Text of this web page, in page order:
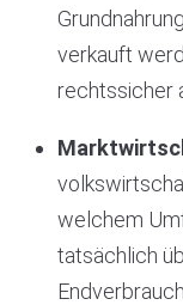
verkauft
rechtssicher
welchem
tatsächlich